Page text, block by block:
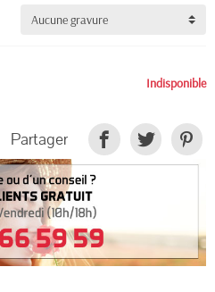
Indisponible
Partager